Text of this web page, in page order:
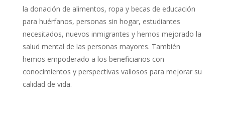
la donación de alimentos, ropa y becas de educación
para huérfanos, personas sin hogar, estudiantes
necesitados, nuevos inmigrantes y hemos mejorado la
salud mental de las personas mayores. También
hemos empoderado a los beneficiarios con
conocimientos y perspectivas valiosos para mejorar su
calidad de vida.